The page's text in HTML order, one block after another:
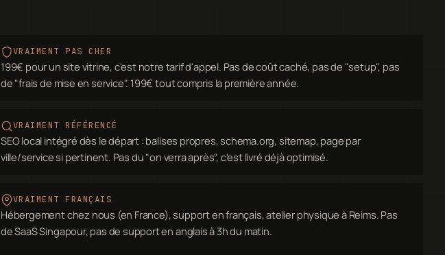
VRAIMENT PAS CHER
199€ pour un site vitrine, c'est notre tarif d'appel. Pas de coût caché, pas de "setup", pas
de "frais de mise en service". 199€ tout compris la première année.
VRAIMENT RÉFÉRENCÉ
SEO local intégré dès le départ : balises propres, schema.org, sitemap, page par
ville/service si pertinent. Pas du "on verra après", c'est livré déjà optimisé.
VRAIMENT FRANÇAIS
Hébergement chez nous (en France), support en français, atelier physique à Reims. Pas
de SaaS Singapour, pas de support en anglais à 3h du matin.